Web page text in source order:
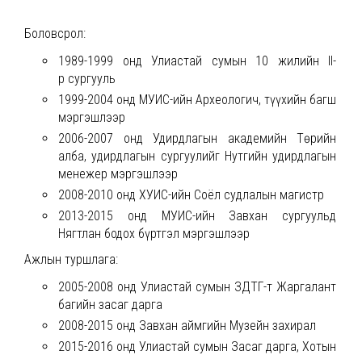
Боловсрол:
1989-1999 онд Улиастай сумын 10 жилийн II-
р сургууль
1999-2004 онд МУИС-ийн Археологич, түүхийн багш
мэргэшлээр
2006-2007 онд Удирдлагын академийн Төрийн
алба, удирдлагын сургуулийг Нутгийн удирдлагын
менежер мэргэшлээр
2008-2010 онд ХУИС-ийн Соёл судлалын магистр
2013-2015 онд МУИС-ийн Завхан сургуульд
Нягтлан бодох бүртгэл мэргэшлээр
Ажлын туршлага:
2005-2008 онд Улиастай сумын ЗДТГ-т Жаргалант
багийн засаг дарга
2008-2015 онд Завхан аймгийн Музейн захирал
2015-2016 онд Улиастай сумын Засаг дарга, Хотын